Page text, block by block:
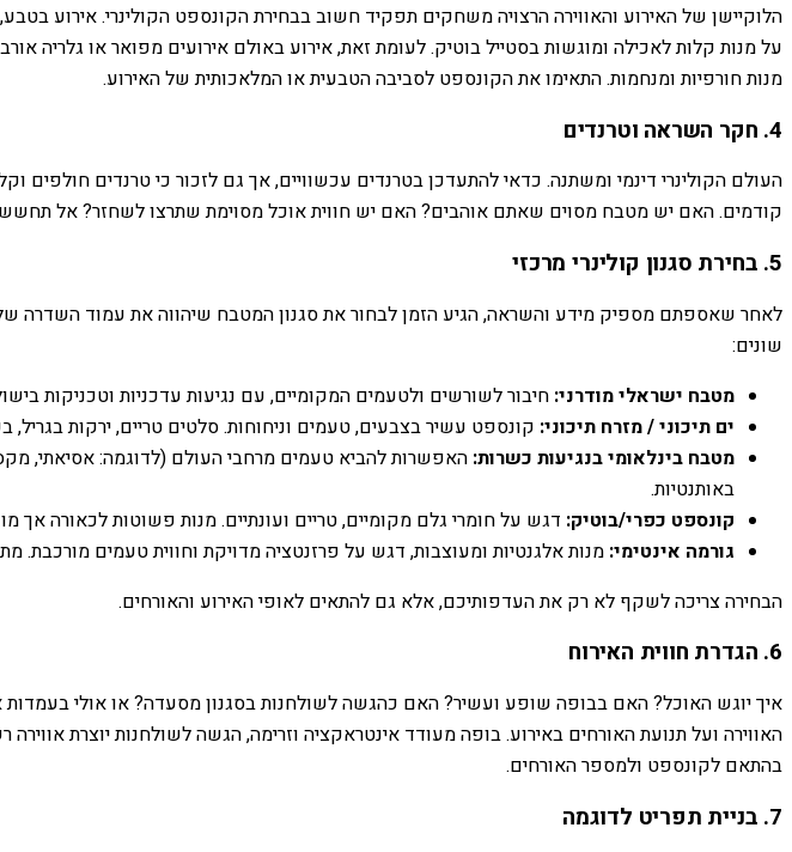
הלוקיישן של האירוע והאווירה הרצויה משחקים תפקיד חשוב בבחירת הקונספט הקולינרי. אירוע
על מנות קלות לאכילה ומוגשות בסטייל בוטיק. לעומת זאת, אירוע באולם אירועים מפואר או גלריה
מנות חורפיות ומנחמות. התאימו את הקונספט לסביבה הטבעית או המלאכותית של האירוע.
4. חקר השראה וטרנדים
העולם הקולינרי דינמי ומשתנה. כדאי להתעדכן בטרנדים עכשוויים, אך גם לזכור כי טרנדים חולפים
קודמים. האם יש מטבח מסוים שאתם אוהבים? האם יש חווית אוכל מסוימת שתרצו לשחזר? אל
5. בחירת סגנון קולינרי מרכזי
לאחר שאספתם מספיק מידע והשראה, הגיע הזמן לבחור את סגנון המטבח שיהווה את עמוד השדרה
שונים:
מטבח ישראלי מודרני: חיבור לשורשים ולטעמים המקומיים, עם נגיעות עדכניות וטכניקות
ים תיכוני / מזרח תיכוני: קונספט עשיר בצבעים, טעמים וניחוחות. סלטים טריים, ירקות בגריל,
מטבח בינלאומי בנגיעות כשרות: האפשרות להביא טעמים מרחבי העולם (לדוגמה: אסיאתי,
באותנטיות.
קונספט כפרי/בוטיק: דגש על חומרי גלם מקומיים, טריים ועונתיים. מנות פשוטות לכאורה אך
גורמה אינטימי: מנות אלגנטיות ומעוצבות, דגש על פרזנטציה מדויקת וחווית טעמים מורכבת.
הבחירה צריכה לשקף לא רק את העדפותיכם, אלא גם להתאים לאופי האירוע והאורחים.
6. הגדרת חווית האירוח
איך יוגש האוכל? האם בבופה שופע ועשיר? האם כהגשה לשולחנות בסגנון מסעדה? או אולי
האווירה ועל תנועת האורחים באירוע. בופה מעודד אינטראקציה וזרימה, הגשה לשולחנות יוצרת
בהתאם לקונספט ולמספר האורחים.
7. בניית תפריט לדוגמה